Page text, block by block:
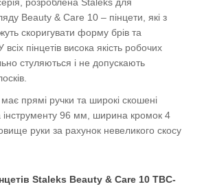
Beauty & Care 10 – пінцети, які з
скоригувати форму брів та
всіх пінцетів висока якість робочих
стуляються і не допускають
прямі ручки та широкі скошені
96 мм, ширина кромок 4
руки за рахунок невеликого скосу
Staleks Beauty & Care 10 TBC-